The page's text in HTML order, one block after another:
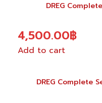
DREG
4,500.00฿
Add to cart
DREG Complete